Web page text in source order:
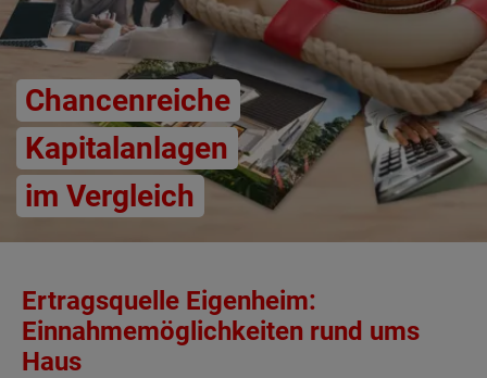
Chancenreiche
Kapitalanlagen
im Vergleich
Ertragsquelle Eigenheim:
Einnahmemöglichkeiten rund ums
Haus